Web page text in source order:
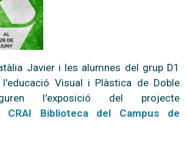
Javier i les alumnes del grup D1
Visual i Plàstica de Doble
l'exposició del projecte
CRAI Biblioteca del Campus de